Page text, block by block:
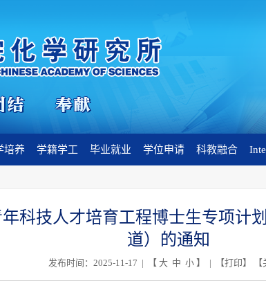
培养 学籍学工 毕业就业 学位申请 科教融合
年科技人才培育工程博士生专项计
道）的通知
发布时间：2025-11-17 | 【 大 中 小】 | 【打印】 【